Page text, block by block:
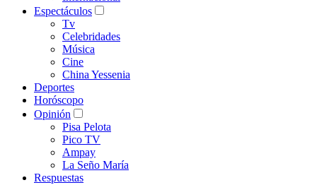
Espectáculos
Tv
Celebridades
Música
Cine
China Yessenia
Deportes
Horóscopo
Opinión
Pisa Pelota
Pico TV
Ampay
La Seño María
Respuestas